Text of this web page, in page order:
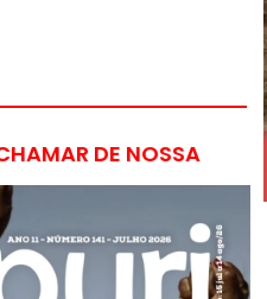
DE NOSSA